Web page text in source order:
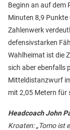
Beginn an auf dem
Minuten 8,9
Zahlenwerk
defensivstarken
Wahlheimat ist die
sich aber ebenfalls
Mitteldistanzwurf
mit 2,05 Metern für
Headcoach John
Kroaten: „Tomo ist